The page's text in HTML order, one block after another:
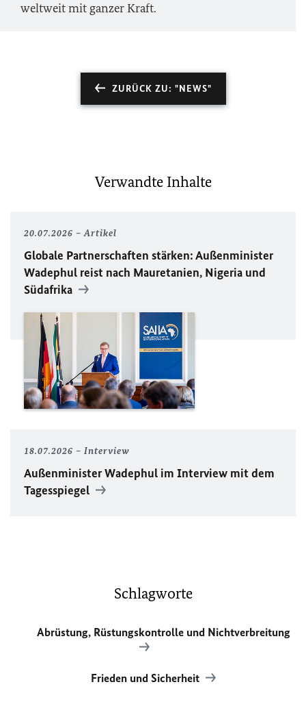
weltweit mit ganzer Kraft.
ZURÜCK ZU: "NEWS"
Verwandte Inhalte
20.07.2026 Artikel
Globale Partnerschaften stärken: Außenminister
Wadephul reist nach Mauretanien, Nigeria und
Südafrika
18.07.2026 Interview
Außenminister Wadephul im Interview mit dem
Tagesspiegel
Schlagworte
Abrüstung, Rüstungskontrolle und Nichtverbreitung
Frieden und Sicherheit